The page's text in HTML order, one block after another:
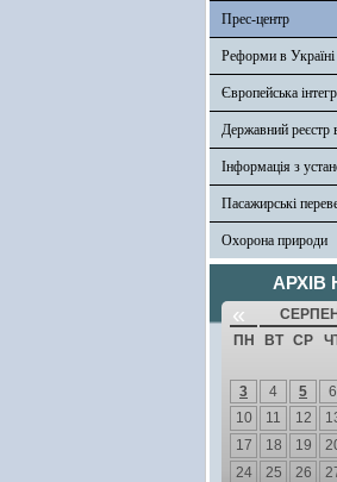
Прес-центр
Реформи в Україні
Європейська
Державний реєстр
Інформація з
Пасажирські
Охорона природи
АРХІВ
«
ПН ВТ СР
3
4 5 6
10
11 12
17
18 19
24
25 26